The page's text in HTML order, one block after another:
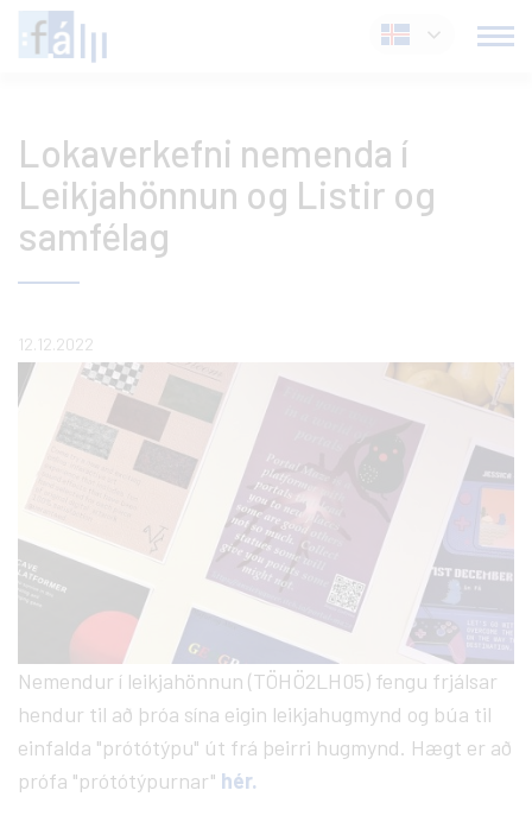
Fara
í
Íslenska
Lokaverkefni nemenda í
Leikjahönnun og Listir og
samfélag
12.12.2022
Nemendur í leikjahönnun (TÖHÖ2LH05) fengu frjálsar
hendur til að þróa sína eigin leikjahugmynd og búa til
einfalda "prótótýpu" út frá þeirri hugmynd. Hægt er að
prófa "prótótýpurnar" hér.